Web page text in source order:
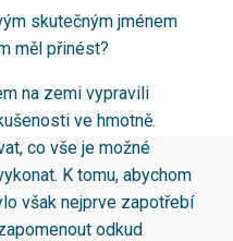
skutečným jménem
měl přinést?
na zemi vypravili
ve hmotně.
co vše je možné
K tomu, abychom
však nejprve zapotřebí
odkud